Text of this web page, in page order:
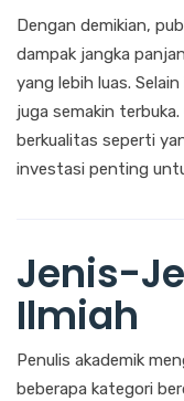
Dengan demikian,
dampak jangka
yang lebih luas.
juga semakin
berkualitas seperti
investasi penting
Jenis-
Ilmiah
Penulis akademik
beberapa kategori